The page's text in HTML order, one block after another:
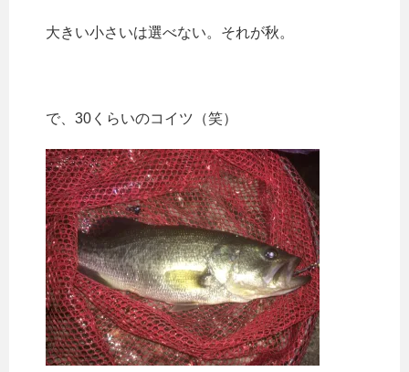
大きい小さいは選べない。それが秋。
で、30くらいのコイツ（笑）